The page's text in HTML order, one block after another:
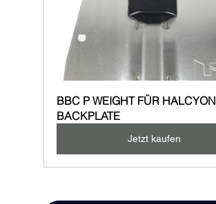
BBC P WEIGHT FÜR HALCYON
BACKPLATE
Jetzt kaufen